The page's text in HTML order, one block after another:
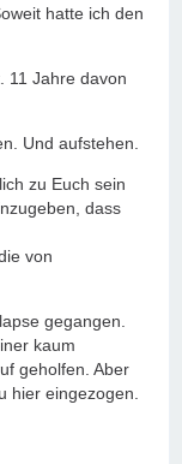
hatte ich den
11 Jahre davon
Und aufstehen.
zu Euch sein
dass
von
gegangen.
kaum
geholfen. Aber
hier eingezogen.